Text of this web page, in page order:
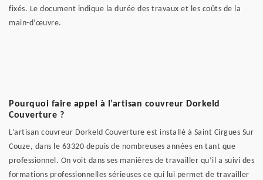
fixés. Le document indique la durée des travaux et les coûts de la
main-d’œuvre.
Pourquoi faire appel à l’artisan couvreur Dorkeld
Couverture ?
L’artisan couvreur Dorkeld Couverture est installé à Saint Cirgues Sur
Couze, dans le 63320 depuis de nombreuses années en tant que
professionnel. On voit dans ses manières de travailler qu’il a suivi des
formations professionnelles sérieuses ce qui lui permet de travailler